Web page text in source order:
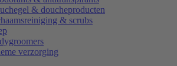
& doucheproducten
& scrubs
verzorging